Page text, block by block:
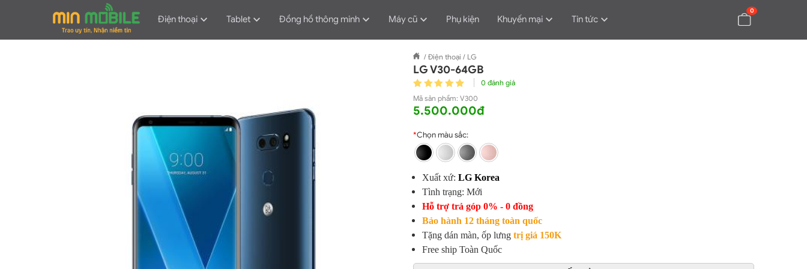
0
Điện thoại Tablet Đồng hồ thông minh Máy cũ Phụ kiện Khuyến mại Tin tức
/ Điện thoại / LG
LG V30-64GB
0 đánh giá
Mã sản phẩm: V300
5.500.000đ
*Chọn màu sắc:
Xuất xứ: LG Korea
Tình trạng: Mới
Hỗ trợ trả góp 0% - 0 đồng
Bảo hành 12 tháng toàn quốc
Tặng dán màn, ốp lưng trị giá 150K
Free ship Toàn Quốc